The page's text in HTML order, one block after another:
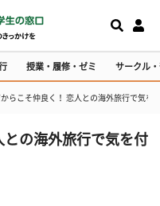
授業・履修・ゼミ サークル
らこそ仲良く！ 恋人との海外旅行で気を
の海外旅行で気を付